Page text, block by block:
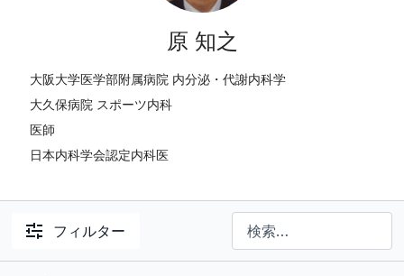
原 知之
大阪大学医学部附属病院 内分泌・代謝内科学
大久保病院 スポーツ内科
医師
日本内科学会認定内科医
フィルター